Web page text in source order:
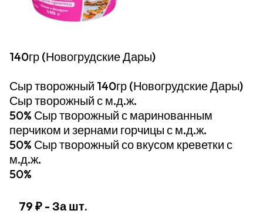
140гр (Новогрудские Дары)
Сыр творожный 140гр (Новогрудские Дары)
Сыр творожный с м.д.ж.
50% Сыр творожный с маринованным
перчиком и зернами горчицы с м.д.ж.
50% Сыр творожный со вкусом креветки с
м.д.ж.
50%
79 ₽ - За шт.